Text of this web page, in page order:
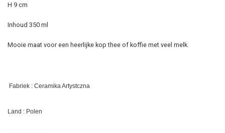
H 9 cm
Inhoud 350 ml
Mooie maat voor een heerlijke kop thee of koffie met veel melk.
Fabriek : Ceramika Artystczna
Land : Polen